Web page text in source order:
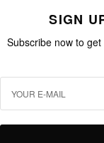
SIGN
Subscribe now to